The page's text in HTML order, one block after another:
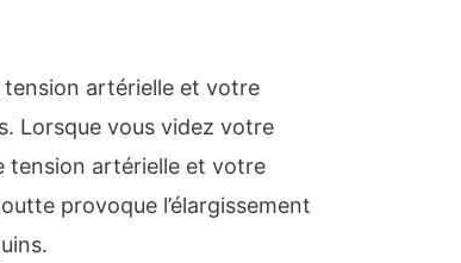
artérielle et votre
Lorsque vous videz votre
tension artérielle et votre
provoque l’élargissement